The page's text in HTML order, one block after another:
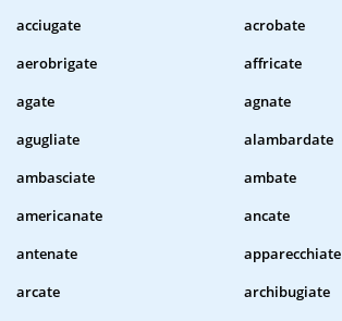
acciugate
acrobate
aerobrigate
affricate
agate
agnate
agugliate
alambardate
ambasciate
ambate
americanate
ancate
antenate
apparecchiate
arcate
archibugiate